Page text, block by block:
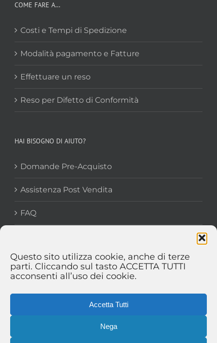
Questo sito utilizza cookie, anche di terze
parti. Cliccando sul tasto ACCETTA TUTTI
acconsenti all’uso dei cookie.
Accetta Tutti
Nega
COME FARE A…
Costi e Tempi di Spedizione
Modalità pagamento e Fatture
Effettuare un reso
Reso per Difetto di Conformità
HAI BISOGNO DI AIUTO?
Domande Pre-Acquisto
Assistenza Post Vendita
FAQ